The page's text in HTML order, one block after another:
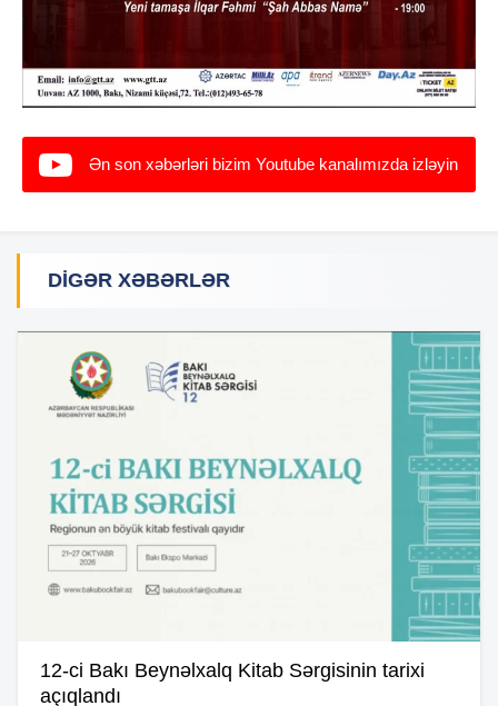
Ən son xəbərləri bizim Youtube kanalımızda izləyin
DIGƏR XƏBƏRLƏR
12-ci Bakı Beynəlxalq Kitab Sərgisinin tarixi
açıqlandı